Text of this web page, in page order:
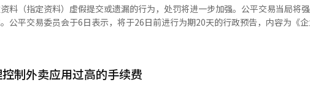
了保障被
了约6个月的意见书提交期限，包括延长期限。 公平交易委员会计划从本月开
件进行审议。此前，主病基委员长在5月的政府成立一周年记者会上表示，尽可
正委认为，这种行为违反了下游合同法，属于不当向第三方提供技术资料。 因此，公
，并发出未来防止重犯的命令和停止命令等整改指令。 公正委相关人士表
商的技术资料权利单方面归属于主承包商的约定属于不当条款，公正委将继续对
为进行严厉应对。”※ 本报道经人工智能（AI）系统翻译与编辑。
料（指定资料）虚假提交或遗漏的行为，处罚将进一步加强。公平交易当局将
公平交易委员会于6日表示，将于26日前进行为期20天的行政预告，内容为《
行为的举报指引》修订案。此次修订旨在弥补以往举报指引实施过程中出现的不
性也相当，则原则上将纳入举报对象。此外，新增了对最近三年内重复相同违反
制外卖应用过高的手续费